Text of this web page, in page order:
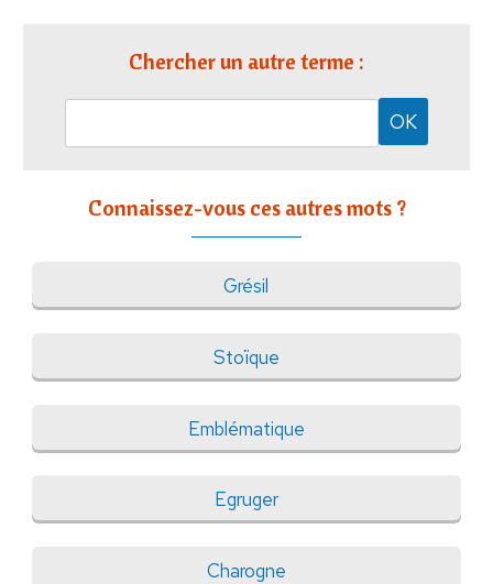
Chercher un autre terme :
Connaissez-vous ces autres mots ?
Grésil
Stoïque
Emblématique
Egruger
Charogne